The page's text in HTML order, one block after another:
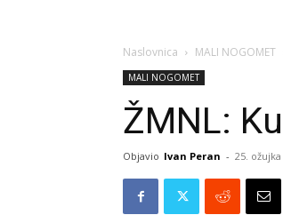
Naslovnica MALI NOGOMET
MALI NOGOMET
ŽMNL:
Objavio Ivan Peran - 25. ožujka